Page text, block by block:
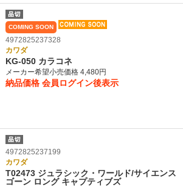
COMING SOON
4972825237328
カワダ
KG-050 カラコネ
メーカー希望小売価格 4,480円
納品価格 会員ログイン後表示
4972825237199
カワダ
T02473 ジュラシック・ワールド/サイエンス
ゴーン ロング キャプティブズ